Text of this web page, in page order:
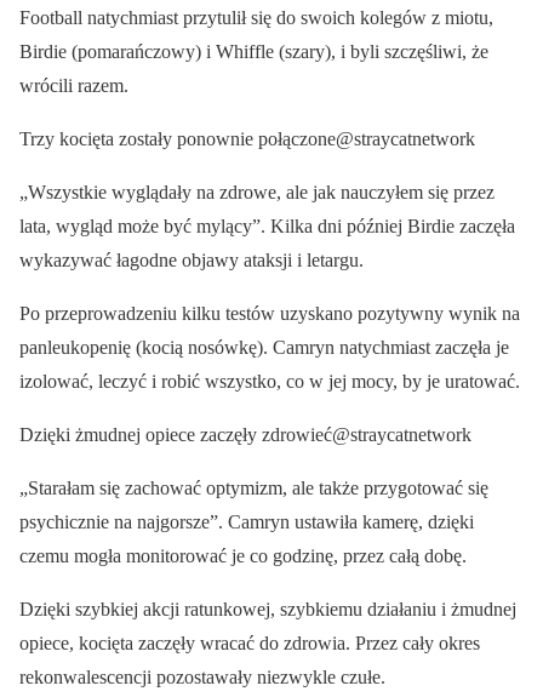
Football natychmiast przytulił się do swoich kolegów z miotu,
Birdie (pomarańczowy) i Whiffle (szary), i byli szczęśliwi, że
wrócili razem.
Trzy kocięta zostały ponownie połączone@straycatnetwork
„Wszystkie wyglądały na zdrowe, ale jak nauczyłem się przez
lata, wygląd może być mylący”. Kilka dni później Birdie zaczęła
wykazywać łagodne objawy ataksji i letargu.
Po przeprowadzeniu kilku testów uzyskano pozytywny wynik na
panleukopenię (kocią nosówkę). Camryn natychmiast zaczęła je
izolować, leczyć i robić wszystko, co w jej mocy, by je uratować.
Dzięki żmudnej opiece zaczęły zdrowieć@straycatnetwork
„Starałam się zachować optymizm, ale także przygotować się
psychicznie na najgorsze”. Camryn ustawiła kamerę, dzięki
czemu mogła monitorować je co godzinę, przez całą dobę.
Dzięki szybkiej akcji ratunkowej, szybkiemu działaniu i żmudnej
opiece, kocięta zaczęły wracać do zdrowia. Przez cały okres
rekonwalescencji pozostawały niezwykle czułe.